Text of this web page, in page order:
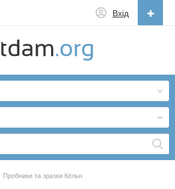
Вхід
Пробники та зразки Кёльн